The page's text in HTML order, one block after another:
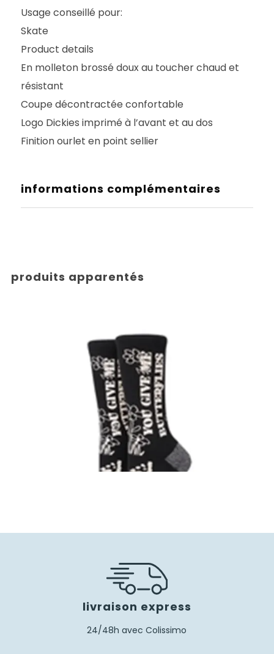
Usage conseillé pour:
Skate
Product details
En molleton brossé doux au toucher chaud et
résistant
Coupe décontractée confortable
Logo Dickies imprimé à l’avant et au dos
Finition ourlet en point sellier
informations complémentaires
produits apparentés
livraison express
24/48h avec Colissimo